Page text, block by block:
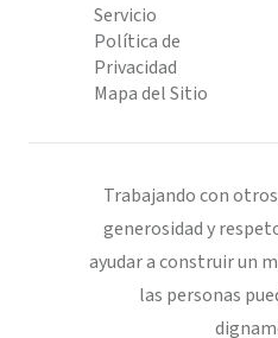
Servicio
Política de
Privacidad
Mapa del Sitio
Trabajando con
generosidad y
ayudar a construir un
las personas